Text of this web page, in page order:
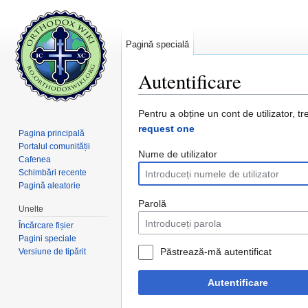
Autentificare
Pentru a obține un cont de utilizator,
request one
Nume de utilizator
Parolă
Păstrează-mă autentificat
Autentificare
Pagină specială
Pagina principală
Portalul comunității
Cafenea
Schimbări recente
Pagină aleatorie
Unelte
Încărcare fișier
Pagini speciale
Versiune de tipărit